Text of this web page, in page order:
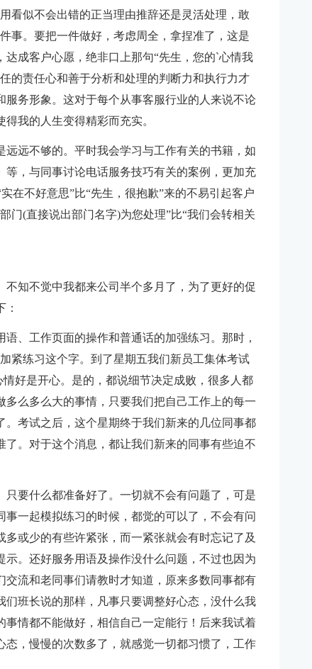
看似不会出错的正当理由推辞还是灵活处理，敢
事。要把一件做好，考虑周全，拿捏准了，这是
成客户心愿，绝非口上那句“先生，您的`心情我
的责任心和善于分析和处理的判断力和执行力才
务形象。这对于每个从事客服行业的人来说不论
我的人生变得精彩而充实。
远不够的。平时我会学习与工作有关的书籍，如
等，与同事讨论电话服务技巧有关的案例，更加充
在不好意思”比“先生，很抱歉”来的不易引起客户
门(直接说出部门名字)为您处理”比“我们会转相关
知不觉中我都来公司半个多月了，为了更好的促
、工作页面的操作和普通话的加强练习。那时，
紧练习这个字。到了星期五我们新员工集体考试
好是开心。是的，都说细节决定成败，很多人都
么多么大的事情，只要我们把自己工作上的每一
考试之后，这个星期终于我们新来的几位同事都
。对于这个消息，都让我们新来的同事有些迫不
要什么都准备好了。一切就不会有问题了，可是
一起模拟练习的时候，都觉的可以了，不会有问
或少的有些许紧张，而一紧张就会有时忘记了及
。还好服务用语及操作没什么问题，不过也因为
流和老同事们请教时才知道，原来多数同事都有
班长说的那样，凡事只要调整好心态，没什么我
情都不能做好，相信自己一定能行！后来我试着
，慢慢的次数多了，就感觉一切都习惯了，工作